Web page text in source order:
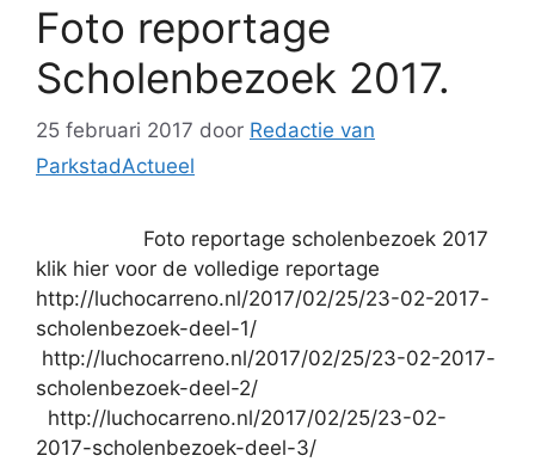
Foto reportage
Scholenbezoek 2017.
25 februari 2017 door Redactie van
ParkstadActueel
Foto reportage scholenbezoek 2017
klik hier voor de volledige reportage
http://luchocarreno.nl/2017/02/25/23-02-2017-
scholenbezoek-deel-1/
http://luchocarreno.nl/2017/02/25/23-02-2017-
scholenbezoek-deel-2/
http://luchocarreno.nl/2017/02/25/23-02-
2017-scholenbezoek-deel-3/